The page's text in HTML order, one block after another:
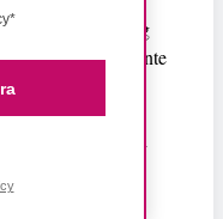
ur några rum. Jag
Så viktig är inte
idrottsrörelse.
på
får samtal om